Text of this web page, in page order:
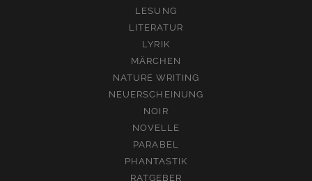
LESUNG
LITERATUR
LYRIK
MÄRCHEN
NATURE WRITING
NEUERSCHEINUNG
NOIR
NOVELLE
PARABEL
PHANTASTIK
RATGEBER